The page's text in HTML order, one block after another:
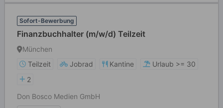
Sofort-Bewerbung
Finanzbuchhalter (m/w/d) Teilzeit
München
Teilzeit
Jobrad Kantine
Urlaub >= 30
2
Don Bosco Medien GmbH